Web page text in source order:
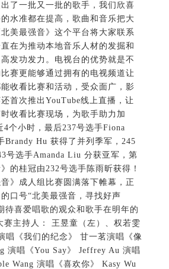
了一批又一批的歌手，我们欣喜
水准都在提高，歌曲和音乐把大
美最强音》这个平台将大家联系
在为推动本地音乐人材的发掘和
发功发力。电视台的优势就是不
赛更能够通过拥有的电视频道让
收看比赛和活动，受众面广，影
首次推出YouTube线上直播，让
收看比赛现场，为歌手助力加
4个小时，最后237号选手Fiona
Brandy Hu 获得了并列季军，245
号选手Amanda Liu 分获亚军，第
的桂冠由232号选手陈雨昕获得！
》成人组比赛圆满落下帷幕，正
口号“北美最强音，寻找好声
待喜爱唱歌的观众和歌手在明年的
赛主持人： 王昱童（左）、权若雯
唱《我们的纪念》 甘一茗演唱《像
演唱《You Say》 Jeffrey Au 演唱
Wang 演唱《喜欢你》 Kasy Wu